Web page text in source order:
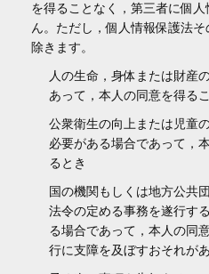
を得ることなく，第三者に個
ん。ただし，個人情報保護法
除きます。
人の生命，身体または財産
あって，本人の同意を得る
公衆衛生の向上または児童
必要がある場合であって，
るとき
国の機関もしくは地方公共
法令の定める事務を遂行す
る場合であって，本人の同
行に支障を及ぼすおそれが